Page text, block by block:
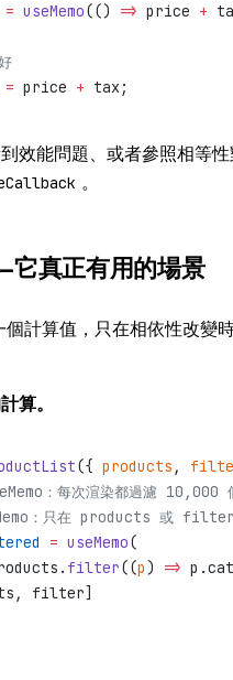
= useMemo(() => price +
= price + tax;
效能問題、或者參照相等
。
它真正有用的場景
個計算值，只在相依性改變
算。
({ products ,
：每次渲染都過濾 10,000
：只在 products 或 filter
= useMemo(
filter((p) =>
filter]